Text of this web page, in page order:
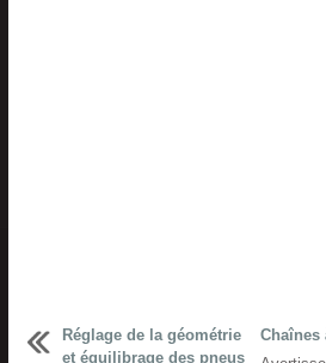
Réglage de la géométrie
et équilibrage des pneus
Chaînes